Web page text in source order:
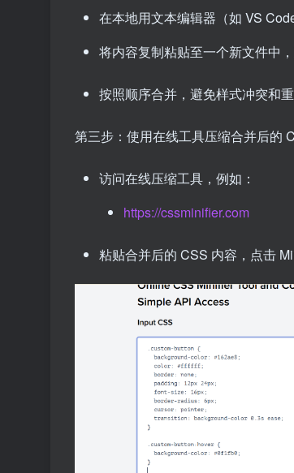
在本地用文本编辑器（如 VS
将内容复制粘贴至一个新文件中
按照顺序合并，避免样式冲突和
第三步：使用在线工具压缩合并后的
访问在线压缩工具，例如：
https://cssminifier.com
粘贴合并后的 CSS 内容，点击